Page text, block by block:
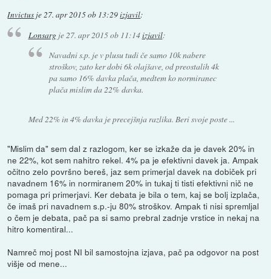
Invictus je27. apr 2015 ob 13:29izjavil:
Lonsargje27. apr 2015 ob 11:14izjavil:
Navadni s.p. je v plusu tudi če samo 10k nabere
stroškov, zato ker dobi 6k olajšave, od preostalih 4k
pa samo 16% davka plača, medtem ko normiranec
plača mislim da 22% davka.
Med 22% in 4% davka je precejšnja razlika. Beri svoje poste ...
"Mislim da" sem dal z razlogom, ker se izkaže da je davek 20% in
ne 22%, kot sem nahitro rekel. 4% pa je efektivni davek ja. Ampak
očitno zelo površno bereš, jaz sem primerjal davek na dobiček pri
navadnem 16% in normiranem 20% in tukaj ti tisti efektivni nič ne
pomaga pri primerjavi. Ker debata je bila o tem, kaj se bolj izplača,
če imaš pri navadnem s.p.-ju 80% stroškov. Ampak ti nisi spremljal
o čem je debata, pač pa si samo prebral zadnje vrstice in nekaj na
hitro komentiral...
Namreč moj post NI bil samostojna izjava, pač pa odgovor na post
višje od mene...